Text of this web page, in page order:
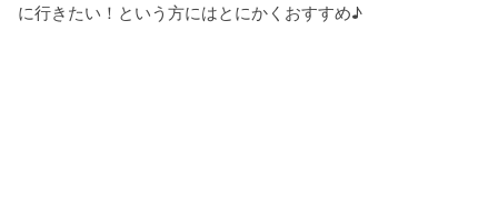
に行きたい！という方にはとにかくおすすめ♪